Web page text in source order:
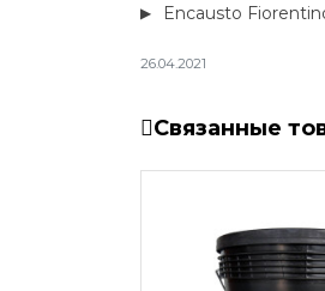
Encausto
26.04.2021
Связанные